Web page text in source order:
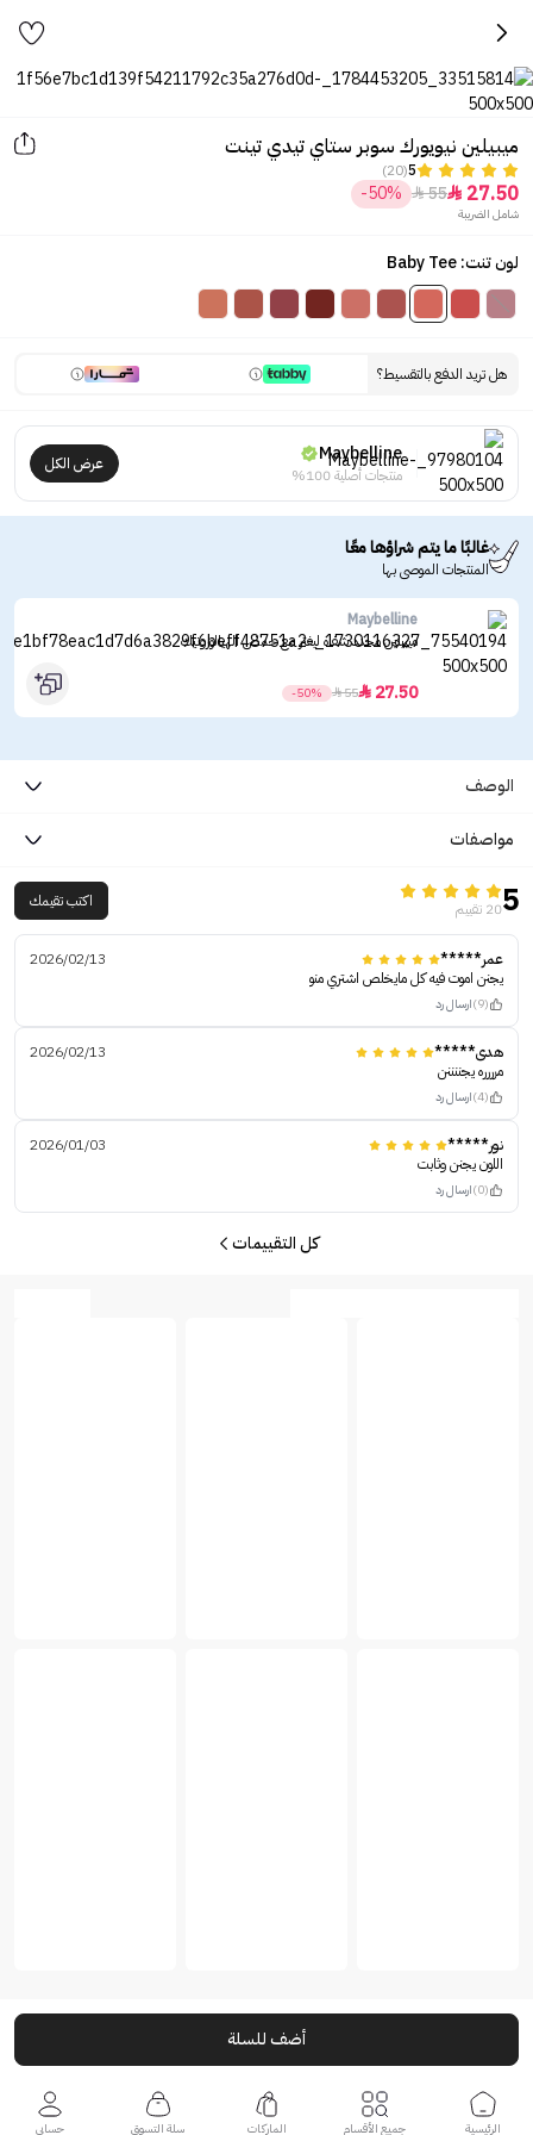
ميبيلين نيويورك سوبر ستاي تيدي تينت
5
(20)
27.50

55

-50%
شامل الضريبة
لون تنت: Baby Tee
هل تريد الدفع بالتقسيط؟
Maybelline
منتجات أصلية 100%
عرض الكل
غالبًا ما يتم شراؤها معًا
المنتجات الموصى بها
Maybelline
ميبيلين محدد شفاه ليفتر مع حمض الهيالورونيك
27.50

55

-50%
الوصف
مواصفات
520 تقييم اكتب تقيمك
عمر*****
2026/02/13
يجنن اموت فيه كل مايخلص اشتري منو
(9) ارسال رد
هدى*****
2026/02/13
مرررره يجننننن
(4) ارسال رد
نور*****
2026/01/03
اللون يجنن وثابت
(0) ارسال رد
كل التقييمات
أضف للسلة
الرئيسية جميع الأقسام الماركات سلة التسوق حسابي